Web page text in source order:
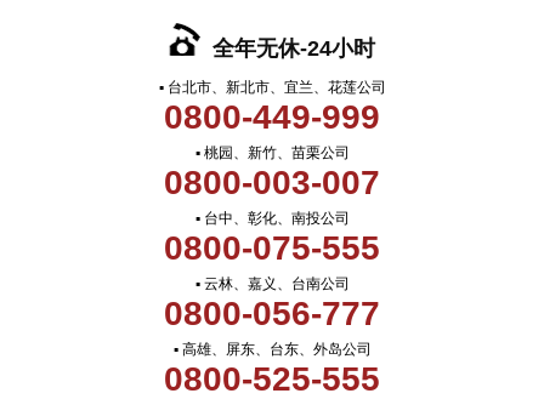
全年无休-24小时
▪ 台北市、新北市、宜兰、花莲公司
0800-449-999
▪ 桃园、新竹、苗栗公司
0800-003-007
▪ 台中、彰化、南投公司
0800-075-555
▪ 云林、嘉义、台南公司
0800-056-777
▪ 高雄、屏东、台东、外岛公司
0800-525-555